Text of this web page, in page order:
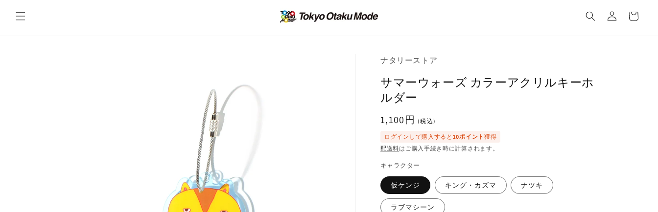
ンツに
進む
イ
ー
ナタリーストア
サマーウォーズ カラーアクリルキーホ
ルダー
通
常
価
格
1,100円 (税込)
ログインして購入すると 10ポイント 獲得
配送料はご購入手続き時に計算されます。
キャラクター
仮ケンジ キング・カズマ ナツキ
ラブマシーン